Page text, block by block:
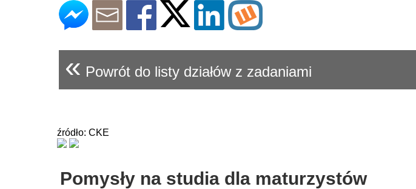
« Powrót do listy działów z zadaniami
źródło: CKE
Pomysły na studia dla maturzystów